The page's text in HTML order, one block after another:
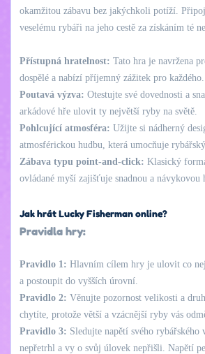
okamžitou zábavu bez jakýchkoli potíží.
veselému rybáři na jeho cestě za získáním té
Přístupná hratelnost: Tato hra je navržena
dospělé a nabízí příjemný zážitek pro každého.
Poutavá výzva: Otestujte své dovednosti a
arkádové hře ulovit ty největší ryby na světě.
Pohlcující atmosféra: Užijte si nádherný
atmosférickou hudbu, která umocňuje
Zábava typu point-and-click: Klasický
ovládané myší zajišťuje snadnou a návykovou
Jak hrát Lucky Fisherman online?
Pravidla hry:
Pravidlo 1: Hlavním cílem hry je ulovit co
a postoupit do vyšších úrovní.
Pravidlo 2: Věnujte pozornost velikosti a
chytíte, protože větší a vzácnější ryby vás
Pravidlo 3: Sledujte napětí svého rybářského
nepřetrhl a vy o svůj úlovek nepřišli. Napětí